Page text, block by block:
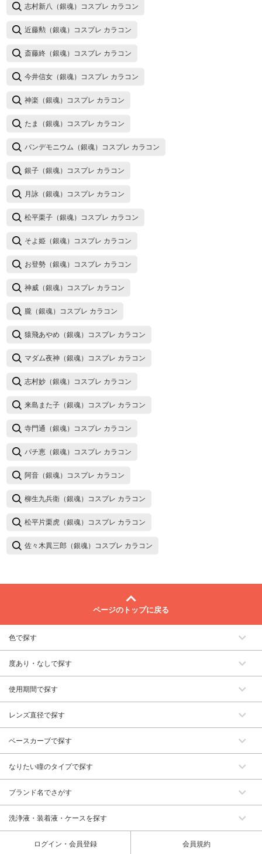
志村新八（銀魂）コスプレ カラコン
近藤勲（銀魂）コスプレ カラコン
斎藤終（銀魂）コスプレ カラコン
今井信女（銀魂）コスプレ カラコン
神楽（銀魂）コスプレ カラコン
たま（銀魂）コスプレ カラコン
パンデモニウム（銀魂）コスプレ カラコン
銀子（銀魂）コスプレ カラコン
月詠（銀魂）コスプレ カラコン
松平栗子（銀魂）コスプレ カラコン
そよ姫（銀魂）コスプレ カラコン
お登勢（銀魂）コスプレ カラコン
神威（銀魂）コスプレ カラコン
朧（銀魂）コスプレ カラコン
猿飛あやめ（銀魂）コスプレ カラコン
マダム夜神（銀魂）コスプレ カラコン
志村妙（銀魂）コスプレ カラコン
来島また子（銀魂）コスプレ カラコン
寺門通（銀魂）コスプレ カラコン
パチ恵（銀魂）コスプレ カラコン
阿音（銀魂）コスプレ カラコン
柳生九兵衛（銀魂）コスプレ カラコン
松平片栗虎（銀魂）コスプレ カラコン
佐々木異三郎（銀魂）コスプレ カラコン
ページのトップに戻る
色で探す
度あり・なしで探す
使用期間で探す
レンズ直径で探す
ベースカーブで探す
なりたい瞳のタイプで探す
ブランド名でさがす
洗浄液・装着液・ケースを探す
ログイン・会員登録 会員規約